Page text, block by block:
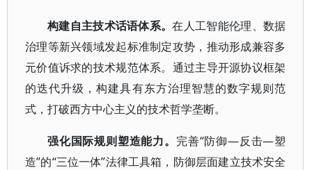
构建自主技术话语体系。在人工智能伦理、数据
治理等新兴领域发起标准制定攻势，推动形成兼容多
元价值诉求的技术规范体系。通过主导开源协议框架
的迭代升级，构建具有东方治理智慧的数字规则范
式，打破西方中心主义的技术哲学垄断。
强化国际规则塑造能力。 完善“防御—反击—塑
造”的“三位一体”法律工具箱，防御层面建立技术安全